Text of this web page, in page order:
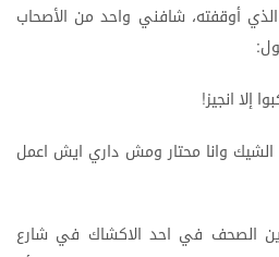
الذي أوقفته، شافني واحد من الأصحاب
:
إلاانجيز!
الشيك وانا محتار ومش داري ايش اعمل
الصحف في احد الاكشاك في شارع